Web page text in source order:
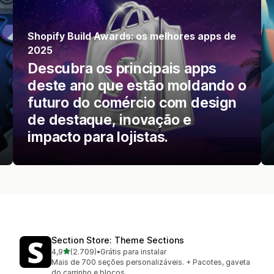
Shopify Build Awards: os melhores apps de
2025
Descubra os principais apps
deste ano que estão moldando o
futuro do comércio com design
de destaque, inovação e
impacto para lojistas.
Section Store: Theme Sections
4,9de 5 estrelas
(2.709)
2709 avaliações ao todo
•Grátis para instalar
Mais de 700 seções personalizáveis. + Pacotes, gaveta